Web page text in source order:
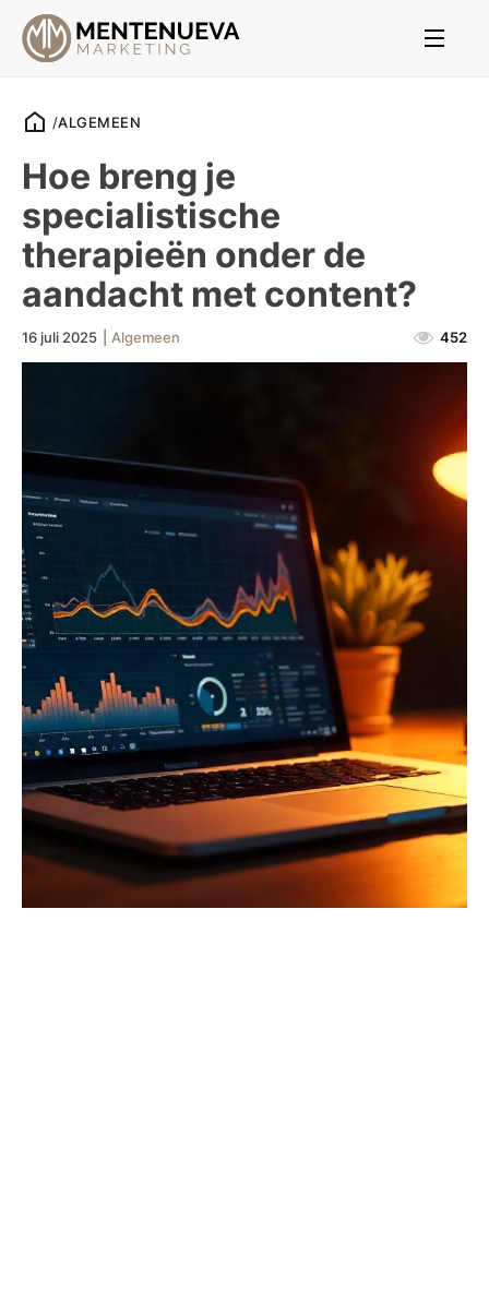
/ALGEMEEN
Hoe breng je
specialistische
therapieën onder de
aandacht met content?
16 juli 2025 Algemeen 452